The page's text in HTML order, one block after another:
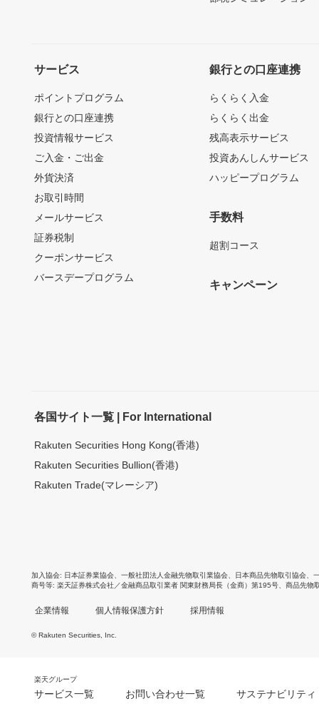
サービス
ポイントプログラム
銀行との口座連携
投資情報サービス
ご入金・ご出金
外貨決済
お取引時間
メールサービス
証券税制
クーポンサービス
バースデープログラム
銀行との口座連携
らくらく入金
らくらく出金
残高表示サービス
投資あんしんサービス
ハッピープログラム
手数料
超割コース
キャンペーン
各国サイト一覧 | For International
Rakuten Securities Hong Kong(香港)
Rakuten Securities Bullion(香港)
Rakuten Trade(マレーシア)
加入協会 日本証券業協会 一般社団法人金融先物取引業協会 日本商品先物取引協会
商号等 楽天証券株式会社／金融商品取引業者 関東財務局長（金商）第195号、商品先物
企業情報 個人情報保護方針 採用情報
© Rakuten Securities, Inc.
楽天グループ
サービス一覧 お問い合わせ一覧 サステナビリティ